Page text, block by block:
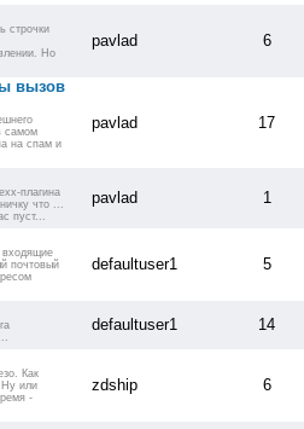
строчки
Но
pavlad 6
вызов
самом
на спам и
pavlad 17
плагина
что ...
пуст...
pavlad 1
входящие
почтовый
defaultuser1 5
defaultuser1 14
Как
Ну или
-
zdship 6